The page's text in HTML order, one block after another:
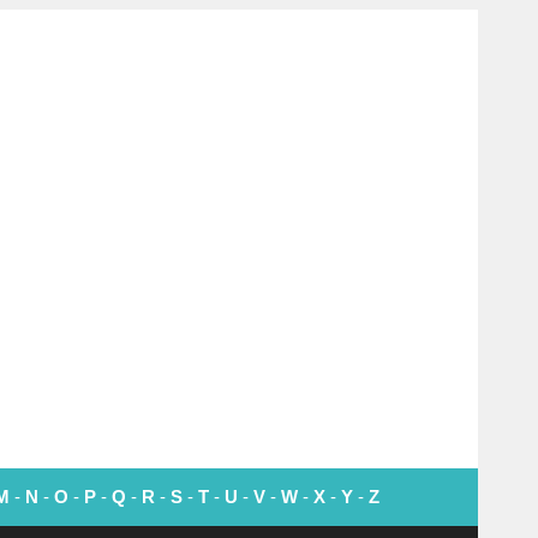
- N - O - P - Q - R - S - T - U - V - W - X - Y - Z